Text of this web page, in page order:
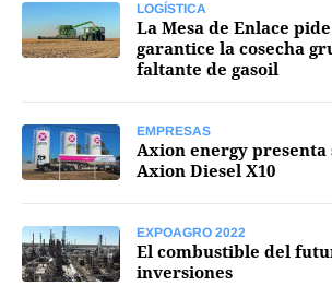
LOGÍSTICA
La Mesa de Enlace
garantice la cosecha
faltante de gasoil
EMPRESAS
Axion energy presenta
Axion Diesel X10
EXPOAGRO 2022
El combustible del
inversiones